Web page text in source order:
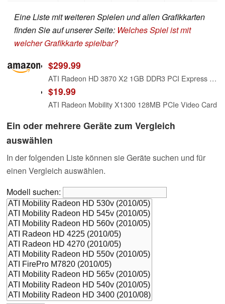
Eine Liste mit weiteren Spielen und allen Grafikkarten
finden Sie auf unserer Seite: Welches Spiel ist mit
welcher Grafikkarte spielbar?
$299.99
ATI Radeon HD 3870 X2 1GB DDR3 PCI Express (PCI-E) Dual DVI Video Card w/TV-Out & HDCP Support
$19.99
ATI Radeon Mobility X1300 128MB PCIe Video Card
Ein oder mehrere Geräte zum Vergleich
auswählen
In der folgenden Liste können sie Geräte suchen und für
einen Vergleich auswählen.
Modell suchen: